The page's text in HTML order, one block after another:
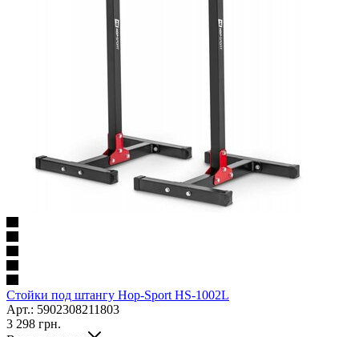
Стойки под штангу Hop-Sport HS-1002L
Арт.: 5902308211803
3 298 грн.